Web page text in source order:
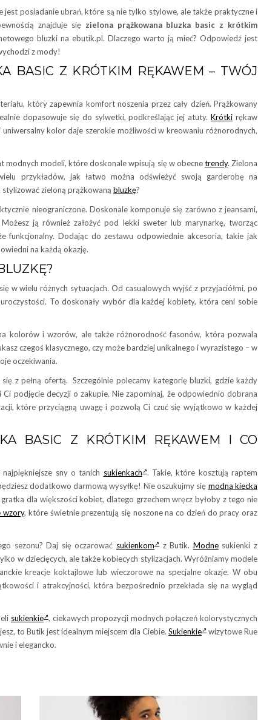
posiadanie ubrań, które są nie tylko stylowe, ale także praktyczne i
znajduje się zielona prążkowana bluzka basic z krótkim
bluzki na ebutik.pl. Dlaczego warto ją mieć? Odpowiedź jest
z mody!
BASIC Z KRÓTKIM RĘKAWEM – TWÓJ
który zapewnia komfort noszenia przez cały dzień. Prążkowany
dopasowuje się do sylwetki, podkreślając jej atuty.Krótki rękaw
kolor daje szerokie możliwości w kreowaniu różnorodnych,
modnych modeli, które doskonale wpisują się w obecnetrendy. Zielona
przykładów, jak łatwo można odświeżyć swoją garderobę na
zieloną prążkowaną bluzkę?
nieograniczone. Doskonale komponuje się zarówno z jeansami,
ją również założyć pod lekki sweter lub marynarkę, tworząc
Dodając do zestawu odpowiednie akcesoria, takie jak
na każdą okazję.
w wielu różnych sytuacjach. Od casualowych wyjść z przyjaciółmi, po
To doskonały wybór dla każdej kobiety, która ceni sobie
kolorów i wzorów, ale także różnorodność fasonów, która pozwala
czegoś klasycznego, czy może bardziej unikalnego i wyrazistego – w
oczekiwania.
z pełną ofertą. Szczególnie polecamy kategorię bluzki, gdzie każdy
podjęcie decyzji o zakupie. Nie zapominaj, że odpowiednio dobrana
które przyciągną uwagę i pozwolą Ci czuć się wyjątkowo w każdej
BASIC Z KRÓTKIM RĘKAWEM I CO
sny o tanich sukienkach . Takie, które kosztują raptem
dodatkowo darmową wysyłkę! Nie oszukujmy się modna kiecka
dla większości kobiet, dlatego grzechem wręcz byłoby z tego nie
wzory, które świetnie prezentują się noszone na co dzień do pracy oraz
sezonu? Daj się oczarować sukienkom z Butik. Modnesukienki z
w dziecięcych, ale także kobiecych stylizacjach. Wyróżniamy modele
kreacje koktajlowe lub wieczorowe na specjalne okazje. W obu
i atrakcyjności, która bezpośrednio przekłada się na wygląd
sukienkie , ciekawych propozycji modnych połączeń kolorystycznych
to Butik jest idealnym miejscem dla Ciebie. Sukienkie
wizytowe Rue
i elegancko.